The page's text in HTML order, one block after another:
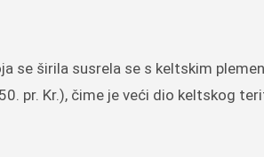
se širila susrela se s keltskim
pr. Kr.), čime je veći dio keltskog